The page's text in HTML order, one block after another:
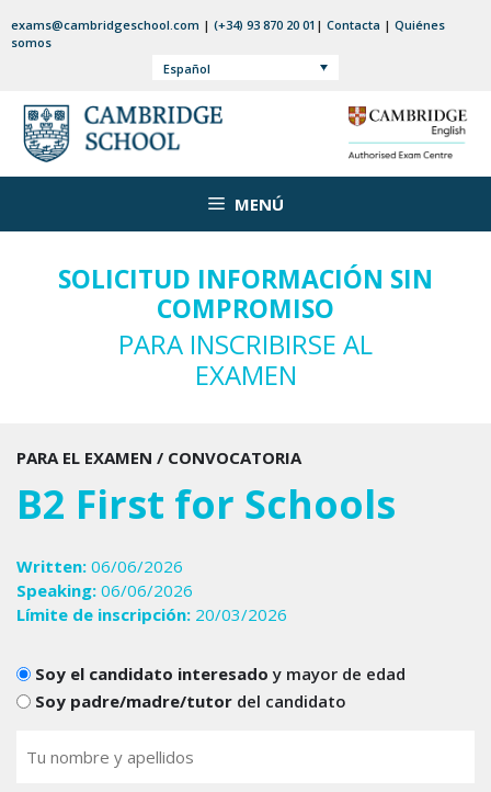
al
exams@cambridgeschool.com | (+34) 93 870 20 01 | Contacta | Quiénes
somos
Español
MENÚ
SOLICITUD INFORMACIÓN SIN
COMPROMISO
PARA INSCRIBIRSE AL
EXAMEN
PARA EL EXAMEN / CONVOCATORIA
B2 First for Schools
Written: 06/06/2026
Speaking: 06/06/2026
Límite de inscripción: 20/03/2026
Candidats
Soy el candidato interesado y mayor de edad
Soy padre/madre/tutor del candidato
nombre(Obligatorio)